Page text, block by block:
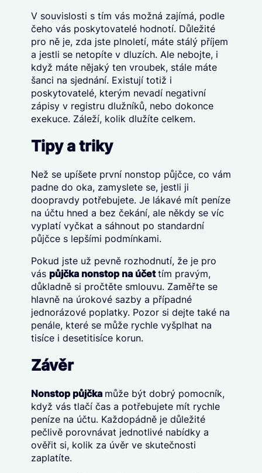
V souvislosti s tím vás možná zajímá, podle
čeho vás poskytovatelé hodnotí. Důležité
pro ně je, zda jste plnoletí, máte stálý příjem
a jestli se netopíte v dluzích. Ale nebojte, i
když máte nějaký ten vroubek, stále máte
šanci na sjednání. Existují totiž i
poskytovatelé, kterým nevadí negativní
zápisy v registru dlužníků, nebo dokonce
exekuce. Záleží, kolik dlužíte celkem.
Tipy a triky
Než se upíšete první nonstop půjčce, co vám
padne do oka, zamyslete se, jestli ji
doopravdy potřebujete. Je lákavé mít peníze
na účtu hned a bez čekání, ale někdy se víc
vyplatí vyčkat a sáhnout po standardní
půjčce s lepšími podmínkami.
Pokud jste už pevně rozhodnutí, že je pro
vás půjčka nonstop na účettím pravým,
důkladně si pročtěte smlouvu. Zaměřte se
hlavně na úrokové sazby a případné
jednorázové poplatky. Pozor si dejte také na
penále, které se může rychle vyšplhat na
tisíce i desetitisíce korun.
Závěr
Nonstop půjčka může být dobrý pomocník,
když vás tlačí čas a potřebujete mít rychle
peníze na účtu. Každopádně je důležité
pečlivě porovnávat jednotlivé nabídky a
ověřit si, kolik za úvěr ve skutečnosti
zaplatíte.